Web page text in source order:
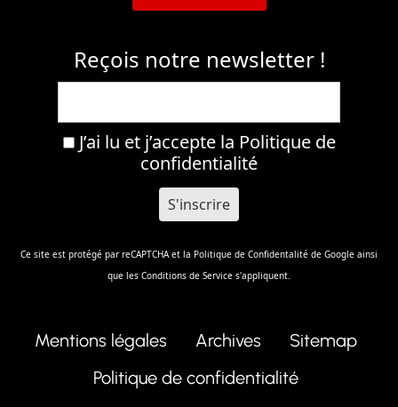
Reçois notre newsletter !
J’ai lu et j’accepte la Politique de
confidentialité
Ce site est protégé par reCAPTCHA et la Politique de Confidentalité de Google ainsi
que les Conditions de Service s'appliquent.
Mentions légales Archives
Sitemap
Politique de confidentialité